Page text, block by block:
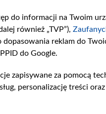
do informacji na Twoim
również „TVP”),
reklam do
do Google.
zapisywane za pomocą
personalizację treści oraz